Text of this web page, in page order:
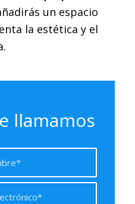
un espacio
la estética y el
llamamos